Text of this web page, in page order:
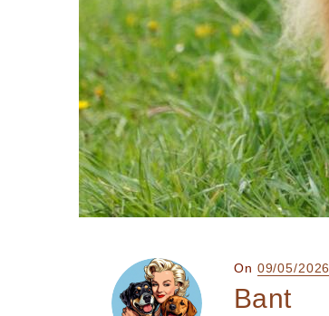
On Posted
09/05/2026
Bant